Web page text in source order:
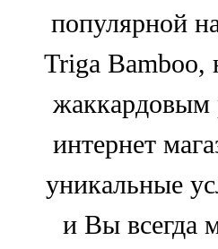
популярной
Triga Bamboo,
интернет
уникальные
и Вы всегда